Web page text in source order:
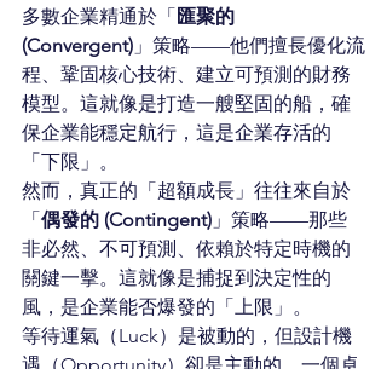
多數企業精通於「匯聚的
(Convergent) 」策略——他們擅長優化流
程、鞏固核心技術、建立可預測的財務
模型。這就像是打造一艘堅固的船，確
保企業能穩定航行，這是企業存活的
「下限」。
然而，真正的「超額成長」往往來自於
「偶發的 (Contingent) 」策略——那些
非必然、不可預測、依賴於特定時機的
關鍵一擊。這就像是捕捉到決定性的
風，是企業能否爆發的「上限」。
等待運氣（Luck）是被動的，但設計機